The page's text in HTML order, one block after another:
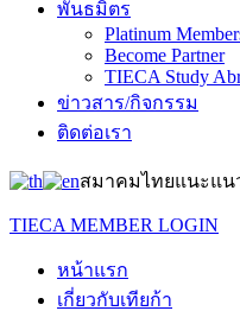
พันธมิตร
Platinum
Become Partner
TIECA Study
ข่าวสาร/กิจกรรม
ติดต่อเรา
สมาคมไทยแนะแน
TIECA MEMBER LOGIN
หน้าแรก
เกี่ยวกับเทียก้า